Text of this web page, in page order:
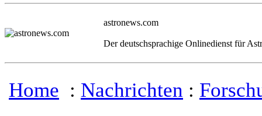
astronews.com
Der deutschsprachige Onlinedienst für
Home : Nachrichten :